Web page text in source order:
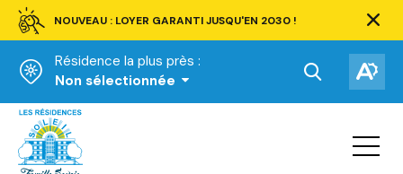
NOUVEAU : LOYER GARANTI JUSQU'EN 2030 !
barre
Résidence la plus près :
Non sélectionnée
Ouvrir
la
recherche.
la
Accueil
Ouvrir
la